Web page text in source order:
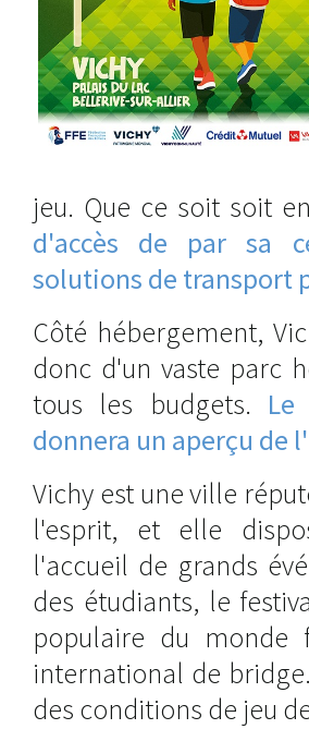
jeu. Que ce soit soit
d'accès de par sa
solutions de transport
Côté hébergement,
donc d'un vaste parc
tous les budgets.
donnera un aperçu de
Vichy est une ville
l'esprit, et elle
l'accueil de grands
des étudiants, le
populaire du monde
international de
des conditions de jeu